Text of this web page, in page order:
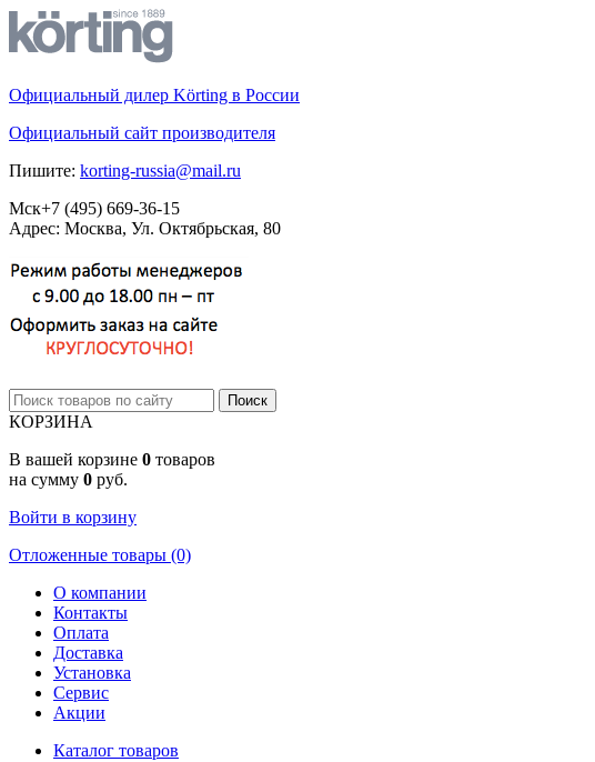
Официальный дилер Körting в России
Официальный сайт производителя
Пишите: korting-russia@mail.ru
Мск+7 (495) 669-36-15
Адрес: Москва, Ул. Октябрьская, 80
КОРЗИНА
В вашей корзине 0 товаров
на сумму 0 руб.
Войти в корзину
Отложенные товары (0)
О компании
Контакты
Оплата
Доставка
Установка
Сервис
Акции
Каталог товаров